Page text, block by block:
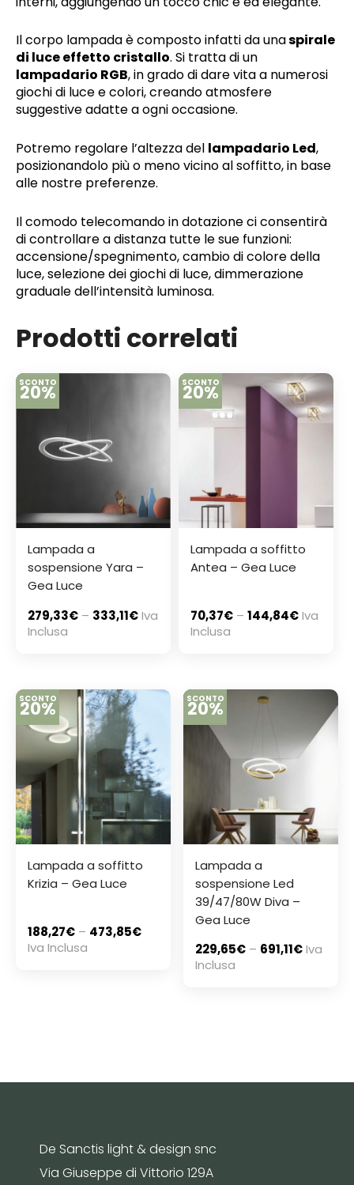
Il corpo lampada è composto infatti da unaspirale
di luce effetto cristallo. Si tratta di un
lampadario RGB, in grado di dare vita a numerosi
giochi di luce e colori, creando atmosfere
suggestive adatte a ogni occasione.
Potremo regolare l’altezza del lampadario Led,
posizionandolo più o meno vicino al soffitto, in base
alle nostre preferenze.
Il comodo telecomando in dotazione ci consentirà
di controllare a distanza tutte le sue funzioni:
accensione/spegnimento, cambio di colore della
luce, selezione dei giochi di luce, dimmerazione
graduale dell’intensità luminosa.
Prodotti correlati
SCONTO
20%
Lampada a
sospensione Yara –
Gea Luce
279,33€ – 333,11€Iva
Inclusa
SCONTO
20%
Lampada a soffitto
Antea – Gea Luce
70,37€ –144,84€Iva
Inclusa
SCONTO
20%
Lampada a soffitto
Krizia – Gea Luce
188,27€ – 473,85€
Iva Inclusa
SCONTO
20%
Lampada a
sospensione Led
39/47/80W Diva –
Gea Luce
229,65€ – 691,11€Iva
Inclusa
De Sanctis light & design snc
Via Giuseppe di Vittorio 129A